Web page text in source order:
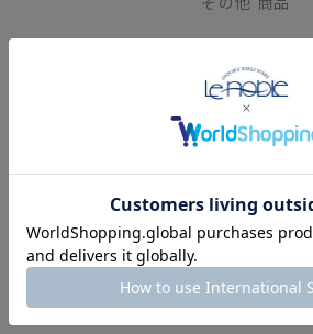
FEATURE
特集